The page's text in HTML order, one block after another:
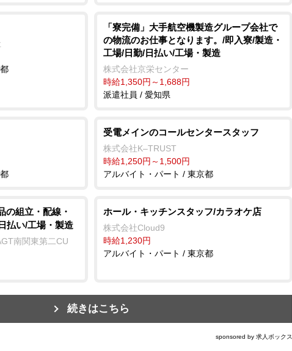
「寮完備」大手航空機製造グループ会社で
の物流のお仕事となります。/即入寮/製造・
工場/日勤/日払い/工場・製造
株式会社京栄センター
時給1,350円～1,688円
派遣社員 / 愛知県
受電メインのコールセンタースタッフ
株式会社K–TRUST
時給1,250円～1,500円
アルバイト・パート / 東京都
の組立・配線・
払い/工場・製造
南関東第二CU
ホール・キッチンスタッフ/カラオケ店
株式会社Cloud9
時給1,230円
アルバイト・パート / 東京都
続きはこちら
sponsored by 求人ボックス